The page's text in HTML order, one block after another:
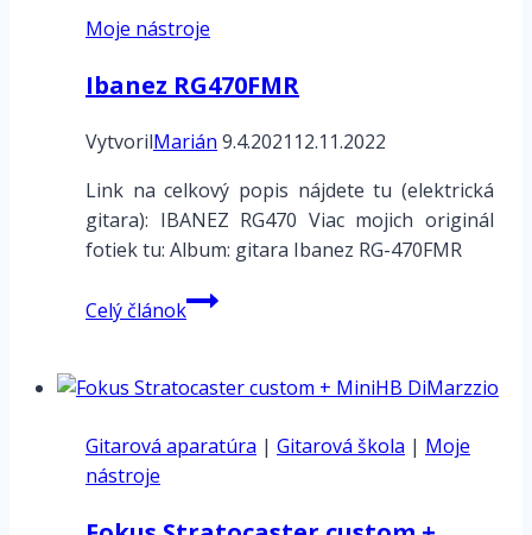
Moje nástroje
Ibanez RG470FMR
VytvorilMarián 9.4.2021 12.11.2022
Link na celkový popis nájdete tu (elektrická
gitara): IBANEZ RG470 Viac mojich originál
fotiek tu: Album: gitara Ibanez RG-470FMR
Celý článokIbanez
RG470FMR
Gitarová aparatúra | Gitarová škola | Moje
nástroje